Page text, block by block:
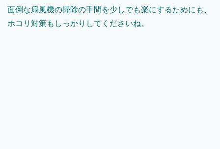
面倒な扇風機の掃除の手間を少しでも楽にするためにも、
ホコリ対策もしっかりしてくださいね。